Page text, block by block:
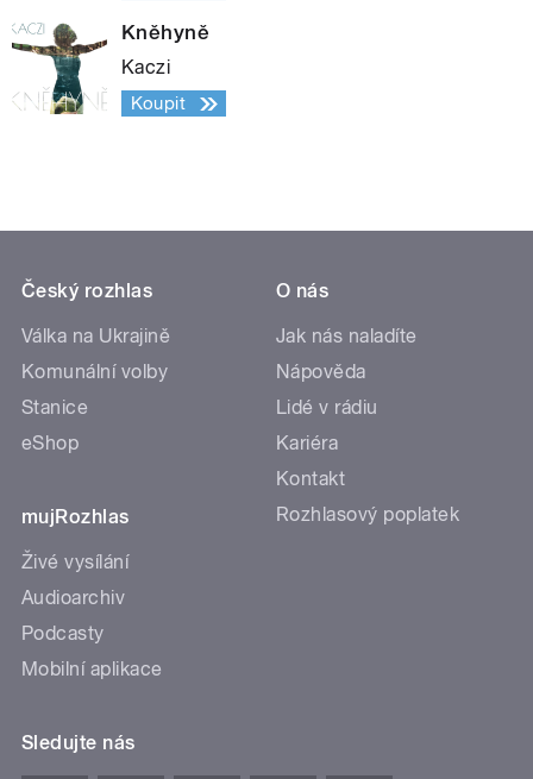
Kněhyně
Kaczi
Koupit
Český rozhlas
Válka na Ukrajině
Komunální volby
Stanice
eShop
mujRozhlas
Živé vysílání
Audioarchiv
Podcasty
Mobilní aplikace
O nás
Jak nás naladíte
Nápověda
Lidé v rádiu
Kariéra
Kontakt
Rozhlasový poplatek
Sledujte nás